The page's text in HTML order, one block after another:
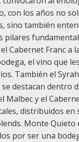
con los años no
sino también
pilares
Cabernet Franc a
el vino que
También el
se destacan dentro
Malbec y el
distribuidos
Monte Quieto
por ser una